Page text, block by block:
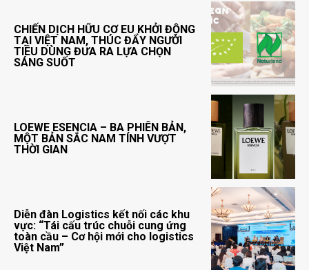
CHIẾN DỊCH HỮU CƠ EU KHỞI ĐỘNG
TẠI VIỆT NAM, THÚC ĐẨY NGƯỜI
TIÊU DÙNG ĐƯA RA LỰA CHỌN
SÁNG SUỐT
LOEWE ESENCIA – BA PHIÊN BẢN,
MỘT BẢN SẮC NAM TÍNH VƯỢT
THỜI GIAN
Diễn đàn Logistics kết nối các khu
vực: “Tái cấu trúc chuỗi cung ứng
toàn cầu – Cơ hội mới cho logistics
Việt Nam”